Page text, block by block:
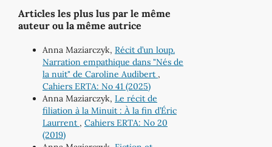
Articles les plus lus par le même
auteur ou la même autrice
Anna Maziarczyk, Récit d’un loup.
Narration empathique dans "Nés de
la nuit" de Caroline Audibert ,
Cahiers ERTA: No 41 (2025)
Anna Maziarczyk, Le récit de
filiation à la Minuit : À la fin d’Éric
Laurrent , Cahiers ERTA: No 20
(2019)